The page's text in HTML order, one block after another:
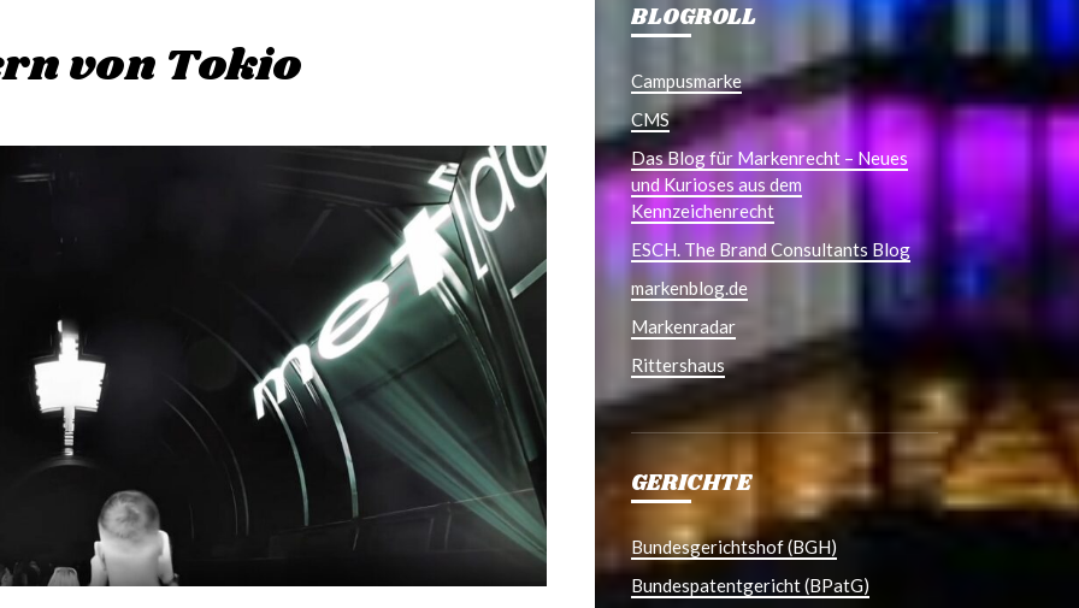
von Tokio
BLOGROLL
Campusmarke
CMS
Das Blog für Markenrecht – Neues
und Kurioses aus dem
Kennzeichenrecht
ESCH. The Brand Consultants Blog
markenblog.de
Markenradar
Rittershaus
GERICHTE
Bundesgerichtshof (BGH)
Bundespatentgericht (BPatG)